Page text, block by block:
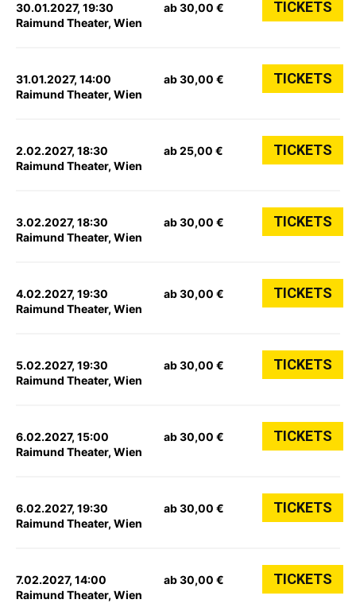
30.01.2027, 19:30
Raimund Theater, Wien
ab 30,00 € TICKETS
31.01.2027, 14:00
Raimund Theater, Wien
ab 30,00 € TICKETS
2.02.2027, 18:30
Raimund Theater, Wien
ab 25,00 € TICKETS
3.02.2027, 18:30
Raimund Theater, Wien
ab 30,00 € TICKETS
4.02.2027, 19:30
Raimund Theater, Wien
ab 30,00 € TICKETS
5.02.2027, 19:30
Raimund Theater, Wien
ab 30,00 € TICKETS
6.02.2027, 15:00
Raimund Theater, Wien
ab 30,00 € TICKETS
6.02.2027, 19:30
Raimund Theater, Wien
ab 30,00 € TICKETS
7.02.2027, 14:00
Raimund Theater, Wien
ab 30,00 € TICKETS